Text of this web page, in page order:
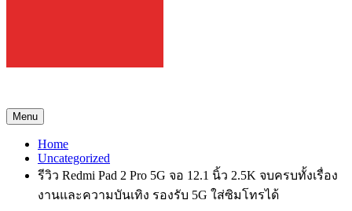
Menu
Home
Uncategorized
รีวิว Redmi Pad 2 Pro 5G จอ 12.1 นิ้ว 2.5K จบครบทั้งเรื่อง
งานและความบันเทิง รองรับ 5G ใส่ซิมโทรได้